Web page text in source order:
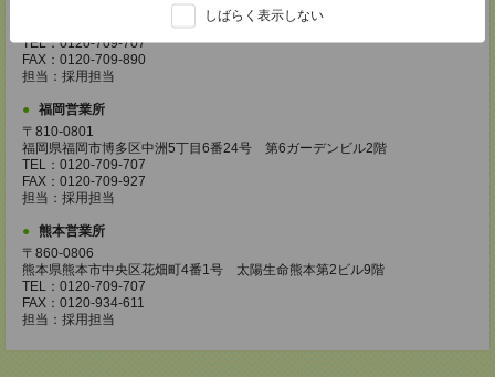
しばらく表示しない
愛媛県松山市三番町7丁目1番地21号 ジブラルタ生命松山ビル8階
TEL：0120-709-707
FAX：0120-709-890
担当：採用担当
福岡営業所
〒810-0801
福岡県福岡市博多区中洲5丁目6番24号 第6ガーデンビル2階
TEL：0120-709-707
FAX：0120-709-927
担当：採用担当
熊本営業所
〒860-0806
熊本県熊本市中央区花畑町4番1号 太陽生命熊本第2ビル9階
TEL：0120-709-707
FAX：0120-934-611
担当：採用担当